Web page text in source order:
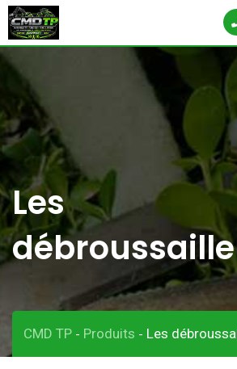
Skip
content
Les
CMD TP - Produits - Les